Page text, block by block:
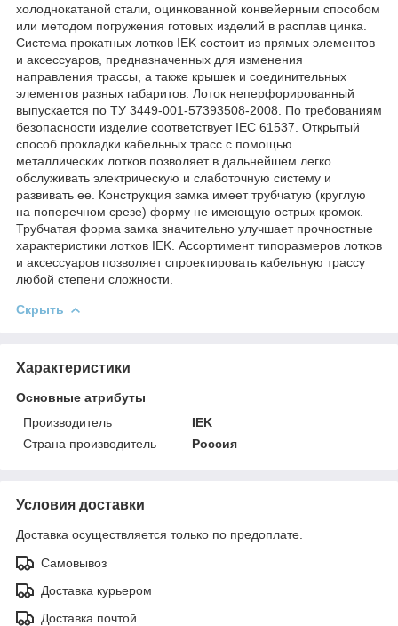
холоднокатаной стали, оцинкованной конвейерным способом
или методом погружения готовых изделий в расплав цинка.
Система прокатных лотков IEK состоит из прямых элементов
и аксессуаров, предназначенных для изменения
направления трассы, а также крышек и соединительных
элементов разных габаритов. Лоток неперфорированный
выпускается по ТУ 3449-001-57393508-2008. По требованиям
безопасности изделие соответствует IEC 61537. Открытый
способ прокладки кабельных трасс с помощью
металлических лотков позволяет в дальнейшем легко
обслуживать электрическую и слаботочную систему и
развивать ее. Конструкция замка имеет трубчатую (круглую
на поперечном срезе) форму не имеющую острых кромок.
Трубчатая форма замка значительно улучшает прочностные
характеристики лотков IEK. Ассортимент типоразмеров лотков
и аксессуаров позволяет спроектировать кабельную трассу
любой степени сложности.
Скрыть
Характеристики
Основные атрибуты
Производитель
IEK
Страна производитель
Россия
Условия доставки
Доставка осуществляется только по предоплате.
Самовывоз
Доставка курьером
Доставка почтой